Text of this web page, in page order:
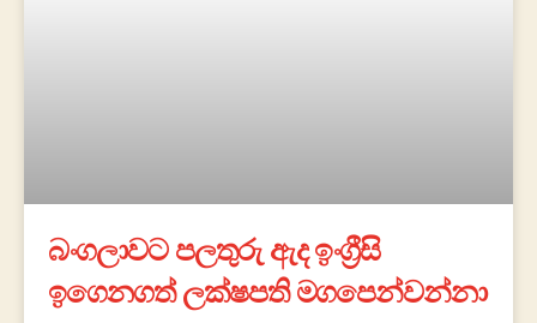
බංගලාවට පලතුරු ඇද ඉංග්‍රීසි
ඉගෙනගත් ලක්ෂපති මගපෙන්වන්නා